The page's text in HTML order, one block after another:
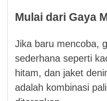
Mulai dari Gaya
Jika baru mencoba,
sederhana seperti
hitam, dan jaket
adalah kombinasi